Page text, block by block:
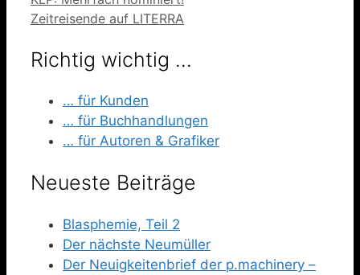
Zeitreisende auf LITERRA
Richtig wichtig …
… für Kunden
… für Buchhandlungen
… für Autoren & Grafiker
Neueste Beiträge
Blasphemie, Teil 2
Der nächste Neumüller
Der Neuigkeitenbrief der p.machinery –